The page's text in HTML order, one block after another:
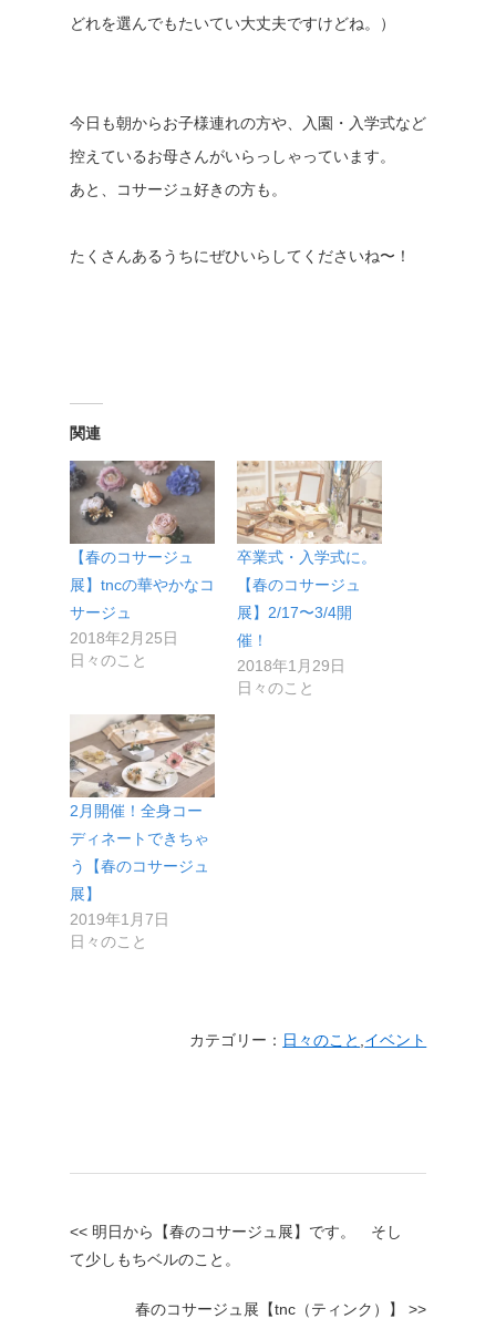
どれを選んでもたいてい大丈夫ですけどね。）
今日も朝からお子様連れの方や、入園・入学式など
控えているお母さんがいらっしゃっています。
あと、コサージュ好きの方も。
たくさんあるうちにぜひいらしてくださいね〜！
関連
【春のコサージュ
展】tncの華やかなコ
サージュ
2018年2月25日
日々のこと
卒業式・入学式に。
【春のコサージュ
展】2/17〜3/4開
催！
2018年1月29日
日々のこと
2月開催！全身コー
ディネートできちゃ
う【春のコサージュ
展】
2019年1月7日
日々のこと
カテゴリー： 日々のこと イベント
<< 明日から【春のコサージュ展】です。 そし
て少しもちベルのこと。
春のコサージュ展【tnc（ティンク）】 >>